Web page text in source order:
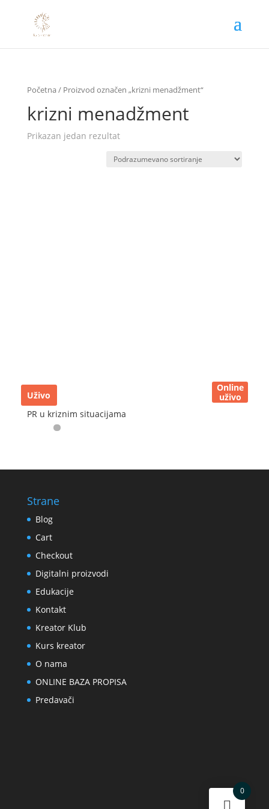
Početna/ Proizvod označen „krizni menadžment“
krizni menadžment
Prikazan jedan rezultat
Uživo
Online
uživo
PR u kriznim situacijama
Strane
Blog
Cart
Checkout
Digitalni proizvodi
Edukacije
Kontakt
Kreator Klub
Kurs kreator
O nama
ONLINE BAZA PROPISA
Predavači
0